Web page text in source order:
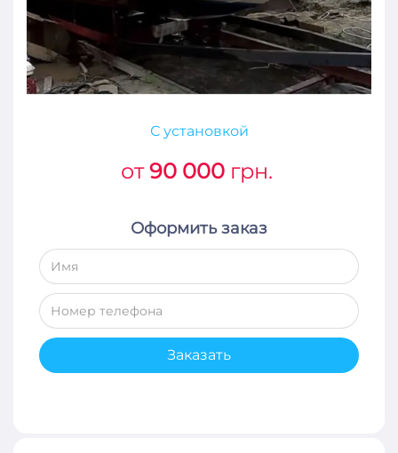
С установкой
от90 000 грн.
Оформить заказ
Заказать